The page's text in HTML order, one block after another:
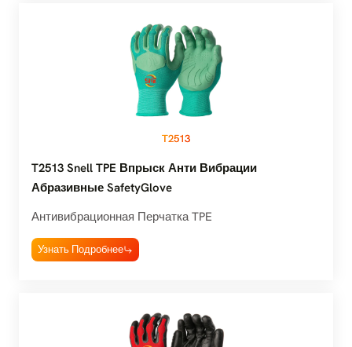
T2513
T2513 Snell TPE Впрыск Анти Вибрации
Абразивные SafetyGlove
Антивибрационная Перчатка TPE
Узнать Подробнее